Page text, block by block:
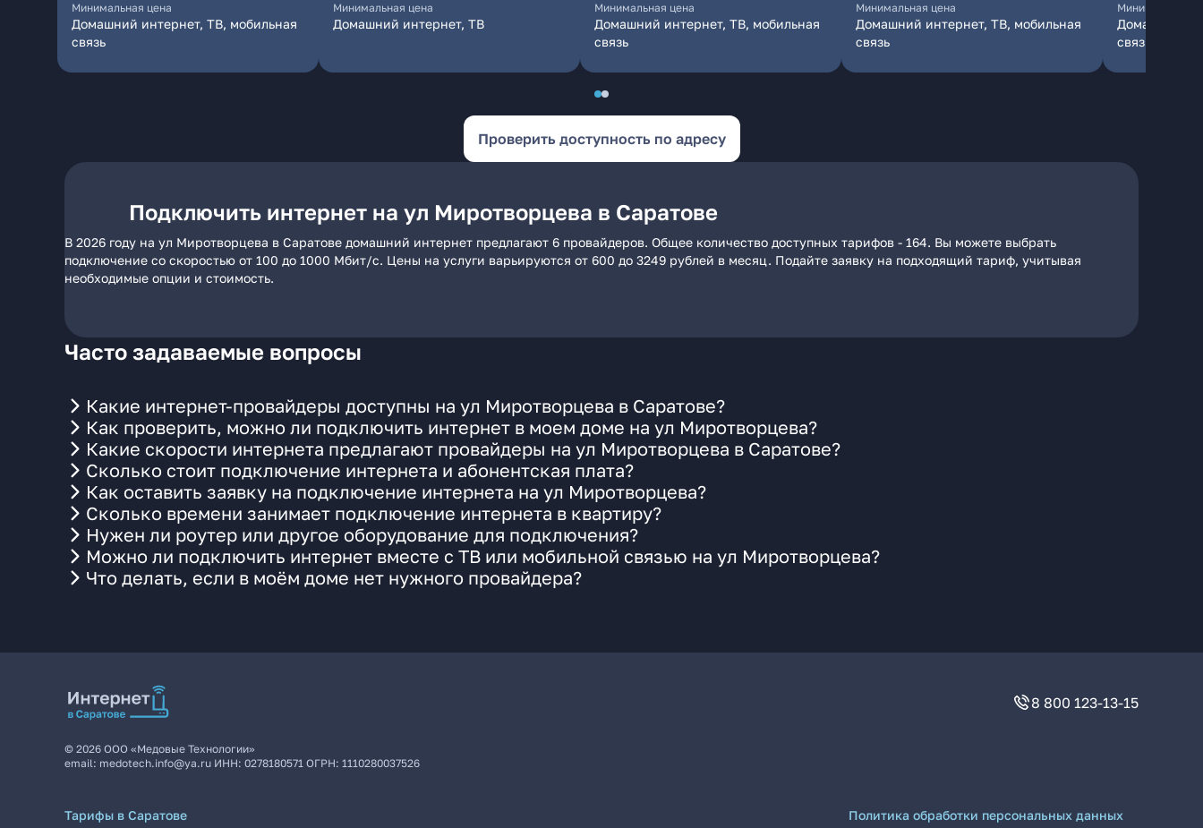
Минимальная цена
Домашний интернет, ТВ, мобильная
связь
Минимальная цена
Домашний интернет, ТВ
Минимальная цена
Домашний интернет, ТВ, мобильная
связь
Минимальная цена
Домашний интернет, ТВ, мобильная
связь
Минимальная
Домашний
связь
Проверить доступность по адресу
Подключить интернет на ул Миротворцева в Саратове
В 2026 году на ул Миротворцева в Саратове домашний интернет предлагают 6 провайдеров. Общее количество доступных тарифов - 164. Вы можете выбрать
подключение со скоростью от 100 до 1000 Мбит/с. Цены на услуги варьируются от 600 до 3249 рублей в месяц. Подайте заявку на подходящий тариф, учитывая
необходимые опции и стоимость.
Часто задаваемые вопросы
Какие интернет-провайдеры доступны на ул Миротворцева в Саратове?
Как проверить, можно ли подключить интернет в моем доме на ул Миротворцева?
Какие скорости интернета предлагают провайдеры на ул Миротворцева в Саратове?
Сколько стоит подключение интернета и абонентская плата?
Как оставить заявку на подключение интернета на ул Миротворцева?
Сколько времени занимает подключение интернета в квартиру?
Нужен ли роутер или другое оборудование для подключения?
Можно ли подключить интернет вместе с ТВ или мобильной связью на ул Миротворцева?
Что делать, если в моём доме нет нужного провайдера?
8 800 123-13-15
© 2026 ООО «Медовые Технологии»
email: medotech.info@ya.ru ИНН: 0278180571 ОГРН: 1110280037526
Тарифы в Саратове
Политика обработки персональных данных